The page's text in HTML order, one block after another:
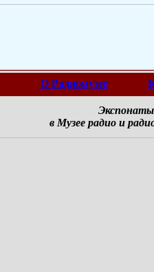
О Радиомузее
Экспонаты
в Музее радио и